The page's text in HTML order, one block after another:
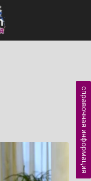
справочная информация